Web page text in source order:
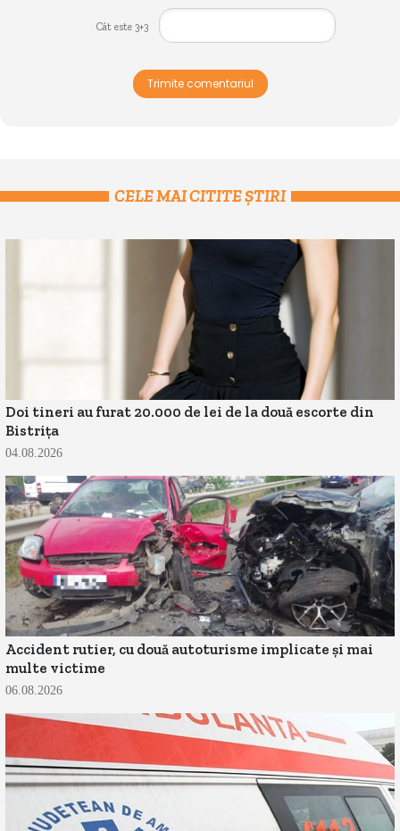
Cât este 3+3
Trimite comentariul
CELE MAI CITITE ȘTIRI
Doi tineri au furat 20.000 de lei de la două escorte din
Bistrița
04.08.2026
Accident rutier, cu două autoturisme implicate și mai
multe victime
06.08.2026